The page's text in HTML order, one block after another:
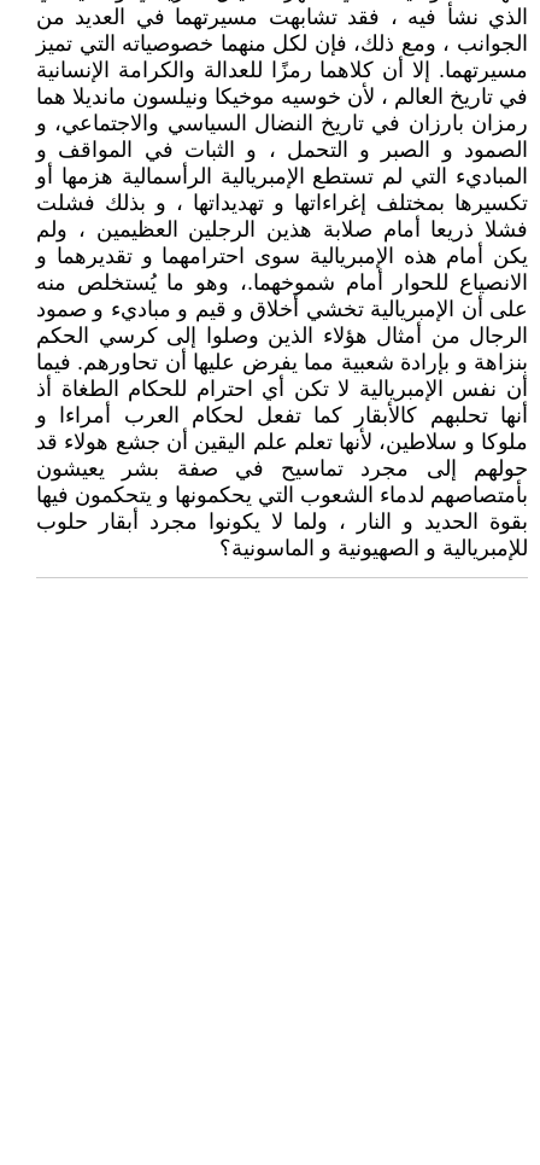
الذي نشأ فيه ، فقد تشابهت مسيرتهما في العديد من
الجوانب ، ومع ذلك، فإن لكل منهما خصوصياته التي تميز
مسيرتهما. إلا أن كلاهما رمزًا للعدالة والكرامة الإنسانية
في تاريخ العالم ، لأن خوسيه موخيكا ونيلسون مانديلا هما
رمزان بارزان في تاريخ النضال السياسي والاجتماعي، و
الصمود و الصبر و التحمل ، و الثبات في المواقف و
المباديء التي لم تستطع الإمبريالية الرأسمالية هزمها أو
تكسيرها بمختلف إغراءاتها و تهديداتها ، و بذلك فشلت
فشلا ذريعا أمام صلابة هذين الرجلين العظيمين ، ولم
يكن أمام هذه الإمبريالية سوى احترامهما و تقديرهما و
الانصياع للحوار أمام شموخهما.، وهو ما يُستخلص منه
على أن الإمبريالية تخشي أخلاق و قيم و مباديء و صمود
الرجال من أمثال هؤلاء الذين وصلوا إلى كرسي الحكم
بنزاهة و بإرادة شعبية مما يفرض عليها أن تحاورهم. فيما
أن نفس الإمبريالية لا تكن أي احترام للحكام الطغاة أذ
أنها تحلبهم كالأبقار كما تفعل لحكام العرب أمراءا و
ملوكا و سلاطين، لأنها تعلم علم اليقين أن جشع هولاء قد
حولهم إلى مجرد تماسيح في صفة بشر يعيشون
بأمتصاصهم لدماء الشعوب التي يحكمونها و يتحكمون فيها
بقوة الحديد و النار ، ولما لا يكونوا مجرد أبقار حلوب
للإمبريالية و الصهيونية و الماسونية؟